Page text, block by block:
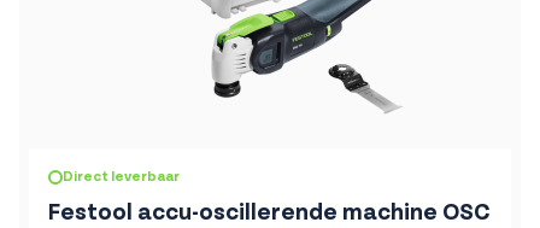
Direct leverbaar
Festool accu-oscillerende machine OSC